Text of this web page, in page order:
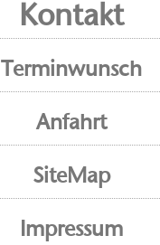
Kontakt
Terminwunsch
Anfahrt
SiteMap
Impressum